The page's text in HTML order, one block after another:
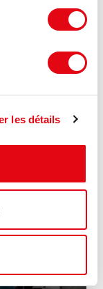
les détails
de 85 €